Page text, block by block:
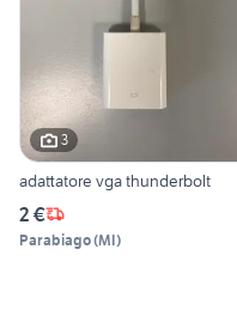
3
adattatore vga thunderbolt
2 €
Parabiago(MI)